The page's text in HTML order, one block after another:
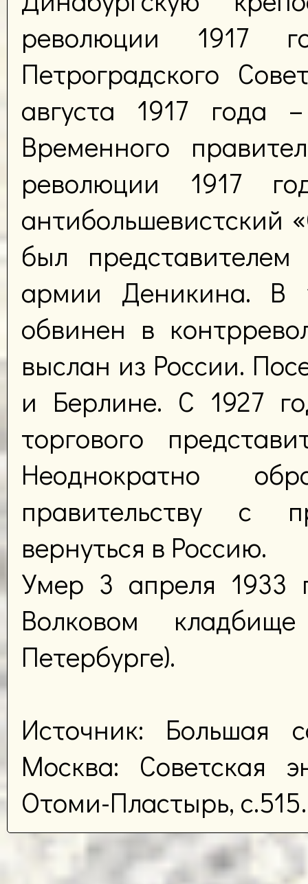
революции 1917
Петроградского
августа 1917 года
Временного
революции 1917
антибольшевистский
был
армии Деникина. В
обвинен в
выслан из России.
и Берлине. С 1927
торгового
Неоднократно
правительству с
вернуться в Россию.
Умер 3 апреля 1933
Волковом
Петербурге).
Источник: Большая
Москва: Советская
Отоми-Пластырь, с.515.